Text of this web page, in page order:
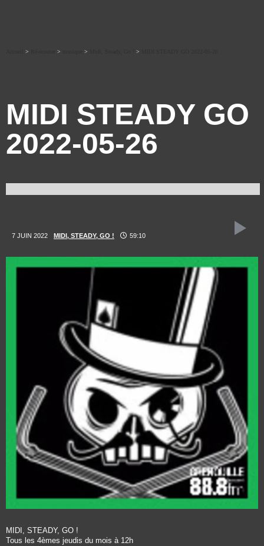
> > > >
MIDI STEADY GO
2022-05-26
7 JUIN 2022 MIDI, STEADY, GO ! 59:10
MIDI, STEADY, GO !
Tous les 4èmes jeudis du mois à 12h